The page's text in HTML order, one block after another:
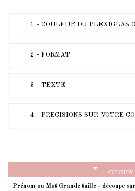
1 - COULEUR DU PLEXIGLAS
2 - FORMAT
3 - TEXTE
4 - PRECISIONS SUR VOTRE
arrow_drop_down OVERVIEW
Prénom ou Mot Grande taille - découpe